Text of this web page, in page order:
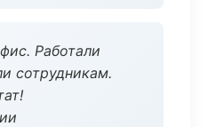
Работали
сотрудникам.